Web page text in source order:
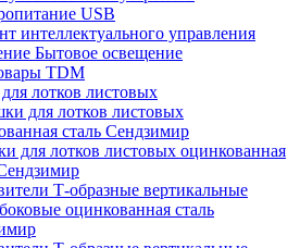
USB
интеллектуального управления
Бытовое освещение
TDM
лотков листовых
для лотков листовых
сталь Сендзимир
для лотков листовых оцинкованная
Т-образные вертикальные
оцинкованная сталь